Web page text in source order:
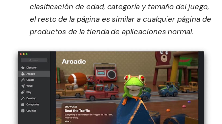
clasificación de edad, categoría y tamaño del juego,
el resto de la página es similar a cualquier página de
productos de la tienda de aplicaciones normal.